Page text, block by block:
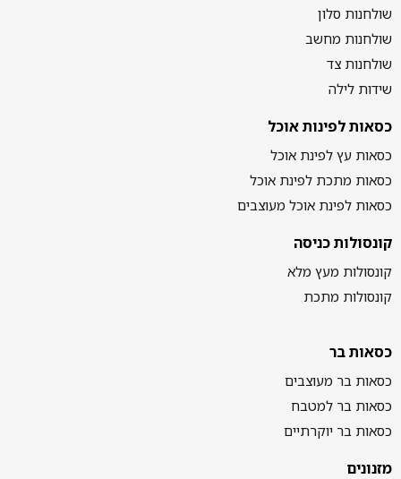
שולחנות סלון
שולחנות מחשב
שולחנות צד
שידות לילה
כסאות לפינות אוכל
כסאות עץ לפינת אוכל
כסאות מתכת לפינת אוכל
כסאות לפינת אוכל מעוצבים
קונסולות כניסה
קונסולות מעץ מלא
קונסולות מתכת
כסאות בר
כסאות בר מעוצבים
כסאות בר למטבח
כסאות בר יוקרתיים
מזנונים